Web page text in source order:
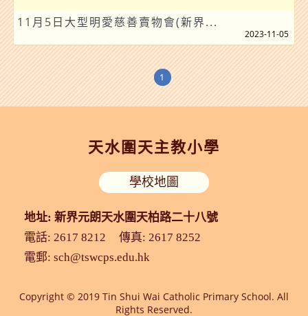
11月5日大型明愛慈善賣物會(新界...
2023-11-05
1
天水圍天主教小學
地址: 新界元朗天水圍天柏路二十八號
學校地圖
電話: 2617 8212
傳真: 2617 8252
電郵: sch@tswcps.edu.hk
Copyright © 2019 Tin Shui Wai Catholic Primary School. All
Rights Reserved.